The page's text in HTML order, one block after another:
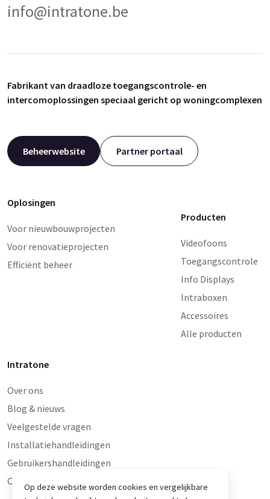
info@intratone.be
Fabrikant van draadloze toegangscontrole- en
intercomoplossingen speciaal gericht op woningcomplexen
Beheerwebsite Partner portaal
Oplosingen
Voor nieuwbouwprojecten
Voor renovatieprojecten
Efficiënt beheer
Producten
Videofoons
Toegangscontrole
Info Displays
Intraboxen
Accessoires
Alle producten
Intratone
Over ons
Blog & nieuws
Veelgestelde vragen
Installatiehandleidingen
Gebruikershandleidingen
Contact en storingen
Op deze website worden cookies en vergelijkbare